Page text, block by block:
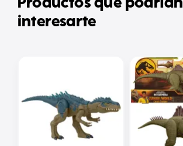
Productos que podrían
interesarte